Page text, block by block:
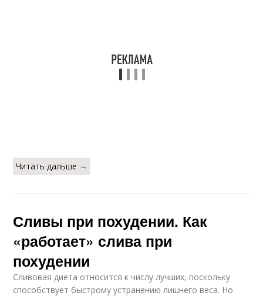
Читать дальше →
Сливы при похудении. Как
«работает» слива при
похудении
Сливовая диета относится к числу лучших, поскольку
способствует быстрому устранению лишнего веса. Но